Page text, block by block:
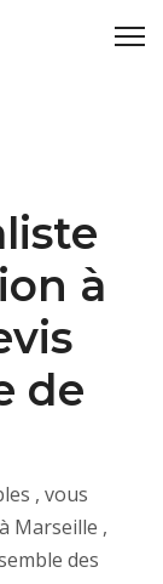
à
de
, vous
Marseille ,
des